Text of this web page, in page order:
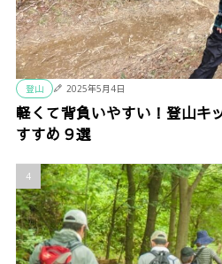
登山 2025年5月4日
軽くて背負いやすい！登山キ
すすめ９選